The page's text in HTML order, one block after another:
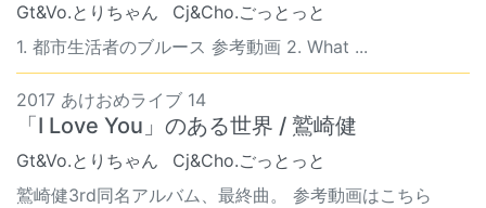
Gt&Vo.とりちゃん
Cj&Cho.ごっとっと
1. 都市生活者のブルース 参考動画 2. What ...
2017 あけおめライブ 14
「I Love You」のある世界 / 鷲崎健
Gt&Vo.とりちゃん
Cj&Cho.ごっとっと
鷲崎健3rd同名アルバム、最終曲。 参考動画はこちら